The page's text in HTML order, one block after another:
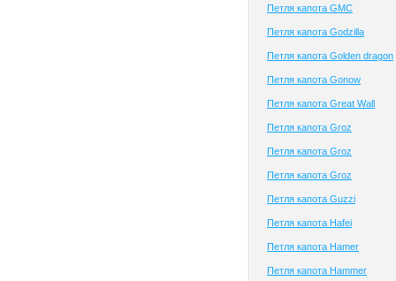
Петля капота GMC
Петля капота Godzilla
Петля капота Golden dragon
Петля капота Gonow
Петля капота Great Wall
Петля капота Groz
Петля капота Groz
Петля капота Groz
Петля капота Guzzi
Петля капота Hafei
Петля капота Hamer
Петля капота Hammer